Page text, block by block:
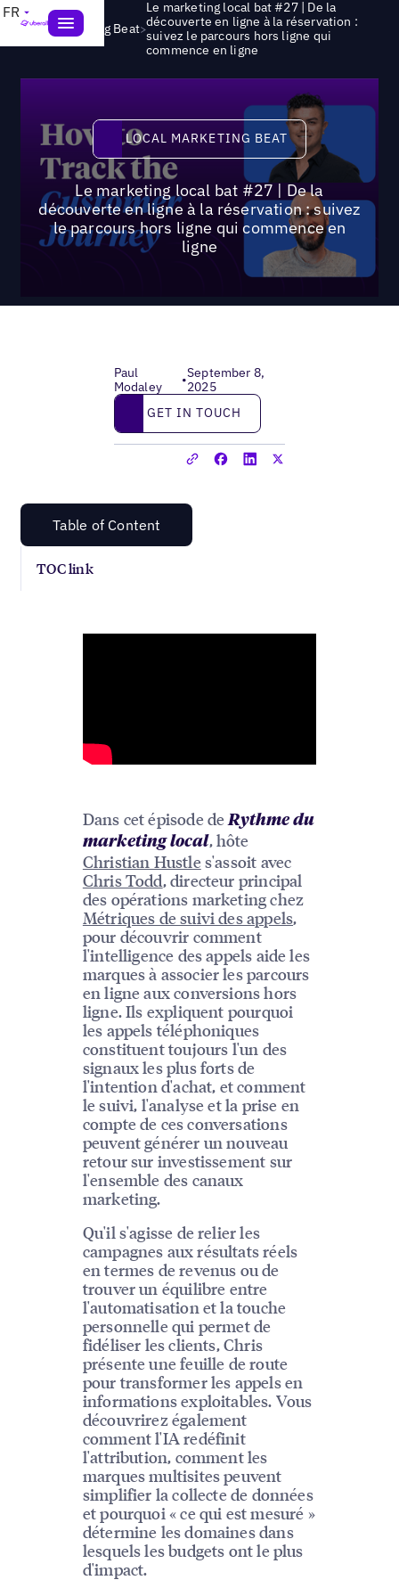
FR
Local Marketing Beat>
Le marketing local bat #27 | De la
découverte en ligne à la réservation :
suivez le parcours hors ligne qui
commence en ligne
Local Marketing Beat
LOCAL MARKETING BEAT
Le marketing local bat #27 | De la
découverte en ligne à la réservation : suivez
le parcours hors ligne qui commence en
ligne
Paul
Modaley
•September 8,
2025
Get in touch
GET IN TOUCH
Table of Content
TOC link
Dans cet épisode de Rythme du
marketing local, hôte
Christian Hustle s'assoit avec
Chris Todd, directeur principal
des opérations marketing chez
Métriques de suivi des appels,
pour découvrir comment
l'intelligence des appels aide les
marques à associer les parcours
en ligne aux conversions hors
ligne. Ils expliquent pourquoi
les appels téléphoniques
constituent toujours l'un des
signaux les plus forts de
l'intention d'achat, et comment
le suivi, l'analyse et la prise en
compte de ces conversations
peuvent générer un nouveau
retour sur investissement sur
l'ensemble des canaux
marketing.
Qu'il s'agisse de relier les
campagnes aux résultats réels
en termes de revenus ou de
trouver un équilibre entre
l'automatisation et la touche
personnelle qui permet de
fidéliser les clients, Chris
présente une feuille de route
pour transformer les appels en
informations exploitables. Vous
découvrirez également
comment l'IA redéfinit
l'attribution, comment les
marques multisites peuvent
simplifier la collecte de données
et pourquoi « ce qui est mesuré »
détermine les domaines dans
lesquels les budgets ont le plus
d'impact.